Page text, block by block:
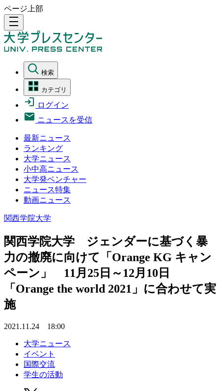
ページ上部
density_medium
検索
カテゴリ
ログイン
ニュースを受信
最新ニュース
ランキング
大学ニュース
小中高ニュース
大学発ベンチャー
ニュース特集
動画ニュース
関西学院大学
関西学院大学 ジェンダーに基づく暴
力の撤廃に向けて「Orange KG キャン
ペーン」 11月25日～12月10日
「Orange the world 2021」に合わせて実
施
2021.11.24 18:00
大学ニュース
イベント
国際交流
学生の活動